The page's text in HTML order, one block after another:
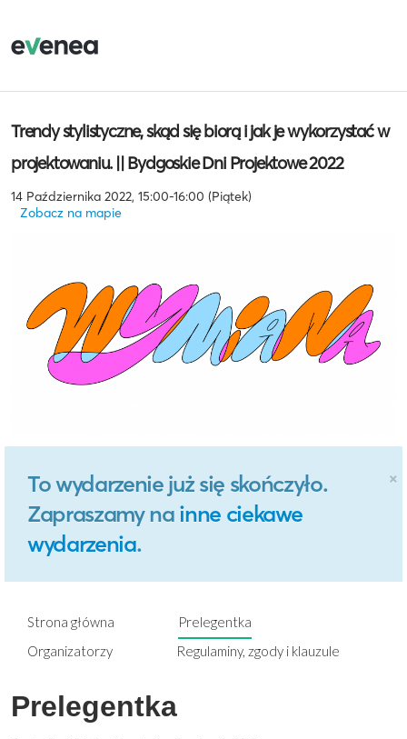
Trendy stylistyczne, skąd się biorą i jak je wykorzystać w
projektowaniu. || Bydgoskie Dni Projektowe 2022
14 Października 2022, 15:00-16:00 (Piątek)
Zobacz na mapie
×
To wydarzenie już się skończyło.
Zapraszamy na inne ciekawe
wydarzenia.
Strona główna
Prelegentka
Organizatorzy
Regulaminy, zgody i klauzule
Prelegentka